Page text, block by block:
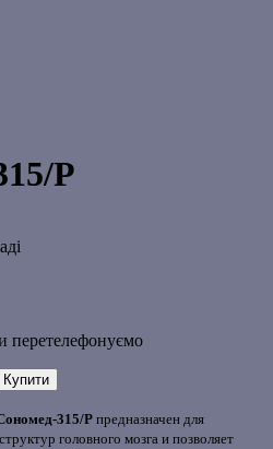
Р
перетелефонуємо
315/Р предназначен для
головного мозга и позволяет